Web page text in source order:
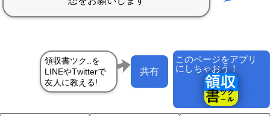
このページをアプリ
にしちゃおう！
共有